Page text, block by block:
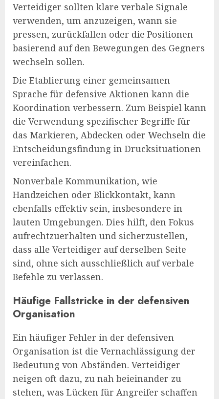
Verteidiger sollten klare verbale Signale
verwenden, um anzuzeigen, wann sie
pressen, zurückfallen oder die Positionen
basierend auf den Bewegungen des Gegners
wechseln sollen.
Die Etablierung einer gemeinsamen
Sprache für defensive Aktionen kann die
Koordination verbessern. Zum Beispiel kann
die Verwendung spezifischer Begriffe für
das Markieren, Abdecken oder Wechseln die
Entscheidungsfindung in Drucksituationen
vereinfachen.
Nonverbale Kommunikation, wie
Handzeichen oder Blickkontakt, kann
ebenfalls effektiv sein, insbesondere in
lauten Umgebungen. Dies hilft, den Fokus
aufrechtzuerhalten und sicherzustellen,
dass alle Verteidiger auf derselben Seite
sind, ohne sich ausschließlich auf verbale
Befehle zu verlassen.
Häufige Fallstricke in der defensiven
Organisation
Ein häufiger Fehler in der defensiven
Organisation ist die Vernachlässigung der
Bedeutung von Abständen. Verteidiger
neigen oft dazu, zu nah beieinander zu
stehen, was Lücken für Angreifer schaffen